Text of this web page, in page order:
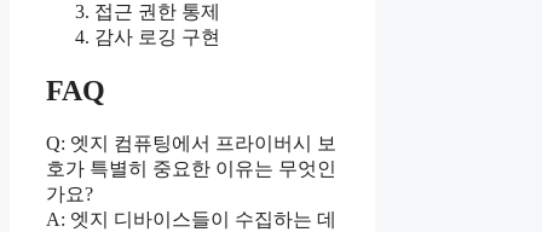
접근 권한 통제
감사 로깅 구현
FAQ
Q: 엣지 컴퓨팅에서 프라이버시 보
호가 특별히 중요한 이유는 무엇인
가요?
A: 엣지 디바이스들이 수집하는 데